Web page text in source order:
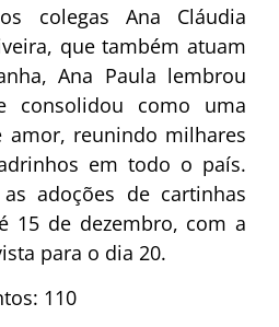
colegas Ana Cláudia
que também atuam
Ana Paula lembrou
como uma
amor, reunindo milhares
em todo o país.
adoções de cartinhas
15 de dezembro, com a
para o dia 20.
110